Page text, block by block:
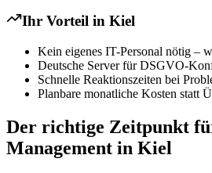
Ihr Vorteil in Kiel
Kein eigenes IT-Personal nötig –
Deutsche Server für DSGVO-
Schnelle Reaktionszeiten bei
Planbare monatliche Kosten statt
Der richtige Zeitpunkt
Management in Kiel